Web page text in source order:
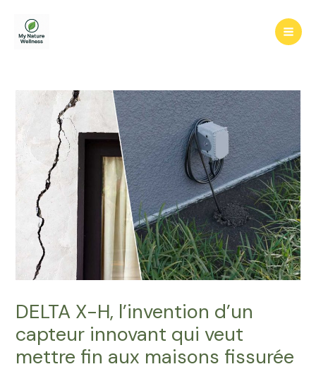
contenu
DELTA X-H, l’invention d’un
capteur innovant qui veut
mettre fin aux maisons fissurée